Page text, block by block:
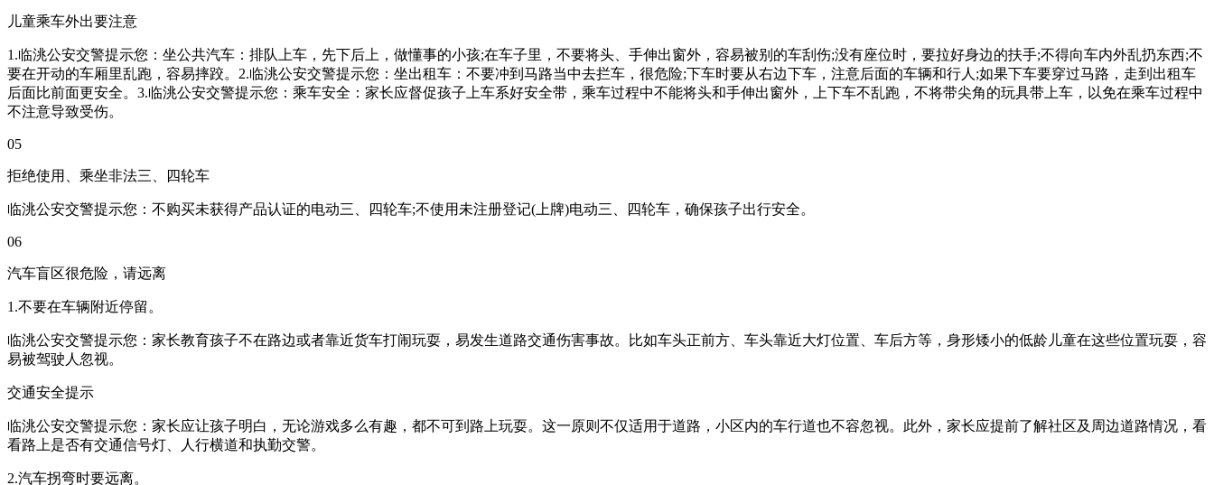
儿童乘车外出要注意
1.临洮公安交警提示您：坐公共汽车：排队上车，先下后上，做懂事的小孩;在车子里，不要将头、手伸出窗外，容易被别的车刮伤;没有座位时，要拉好身边的扶手;不得向车内外乱扔东西;不
要在开动的车厢里乱跑，容易摔跤。2.临洮公安交警提示您：坐出租车：不要冲到马路当中去拦车，很危险;下车时要从右边下车，注意后面的车辆和行人;如果下车要穿过马路，走到出租车
后面比前面更安全。3.临洮公安交警提示您：乘车安全：家长应督促孩子上车系好安全带，乘车过程中不能将头和手伸出窗外，上下车不乱跑，不将带尖角的玩具带上车，以免在乘车过程中
不注意导致受伤。
05
拒绝使用、乘坐非法三、四轮车
临洮公安交警提示您：不购买未获得产品认证的电动三、四轮车;不使用未注册登记(上牌)电动三、四轮车，确保孩子出行安全。
06
汽车盲区很危险，请远离
1.不要在车辆附近停留。
临洮公安交警提示您：家长教育孩子不在路边或者靠近货车打闹玩耍，易发生道路交通伤害事故。比如车头正前方、车头靠近大灯位置、车后方等，身形矮小的低龄儿童在这些位置玩耍，容
易被驾驶人忽视。
交通安全提示
临洮公安交警提示您：家长应让孩子明白，无论游戏多么有趣，都不可到路上玩耍。这一原则不仅适用于道路，小区内的车行道也不容忽视。此外，家长应提前了解社区及周边道路情况，看
看路上是否有交通信号灯、人行横道和执勤交警。
2.汽车拐弯时要远离。